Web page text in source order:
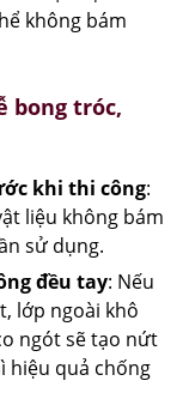
không bám
bong tróc,
khi thi công:
liệu không bám
sử dụng.
đều tay: Nếu
lớp ngoài khô
ngót sẽ tạo nứt
hiệu quả chống